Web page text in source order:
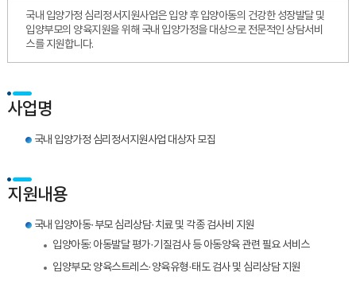
국내 입양가정 심리정서지원사업은입양 후입양아동의 건강한 성장발달 및
입양부모의 양육지원을 위해 국내 입양가정을 대상으로 전문적인 상담서비
스를 지원합니다.
사업명
국내 입양가정 심리정서지원사업 대상자 모집
지원내용
국내 입양아동·부모 심리상담·치료 및 각종 검사비 지원
입양아동: 아동발달 평가·기질검사 등 아동양육 관련 필요 서비스
입양부모: 양육스트레스·양육유형·태도 검사 및 심리상담 지원